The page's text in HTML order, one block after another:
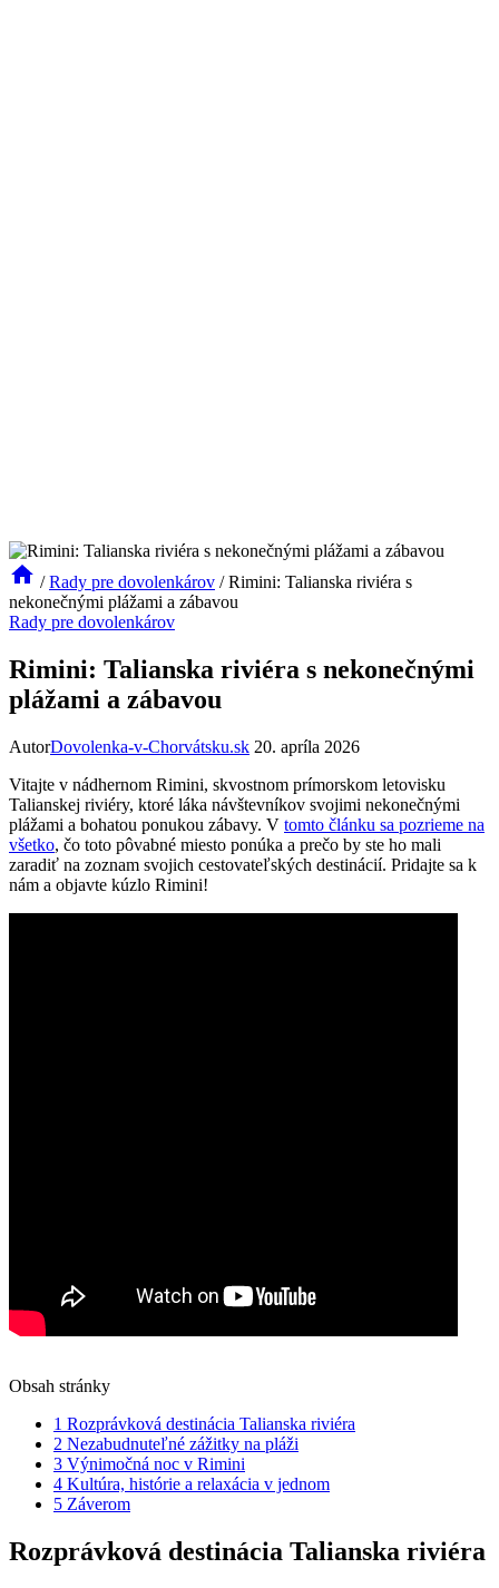
/ Rady pre dovolenkárov / Rimini: Talianska riviéra s
nekonečnými plážami a zábavou
Rady pre dovolenkárov
Rimini: Talianska riviéra s nekonečnými
plážami a zábavou
AutorDovolenka-v-Chorvátsku.sk 20. apríla 2026
Vitajte v nádhernom Rimini, skvostnom prímorskom letovisku
Talianskej riviéry, ktoré láka návštevníkov svojimi nekonečnými
plážami a bohatou ponukou zábavy. V tomto článku sa pozrieme na
všetko, čo toto pôvabné miesto ponúka a prečo by ste ho mali
zaradiť na zoznam svojich cestovateľských destinácií. Pridajte sa k
nám a objavte kúzlo Rimini!
Obsah stránky
1 Rozprávková destinácia Talianska riviéra
2 Nezabudnuteľné zážitky na pláži
3 Výnimočná noc v Rimini
4 Kultúra, histórie a relaxácia v jednom
5 Záverom
Rozprávková destinácia Talianska riviéra